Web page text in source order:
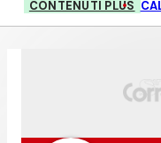
CONTENUTI PLUS